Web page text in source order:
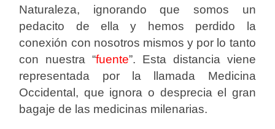
Naturaleza, ignorando que somos un
pedacito de ella y hemos perdido la
conexión con nosotros mismos y por lo tanto
con nuestra “fuente”. Esta distancia viene
representada por la llamada Medicina
Occidental, que ignora o desprecia el gran
bagaje de las medicinas milenarias.